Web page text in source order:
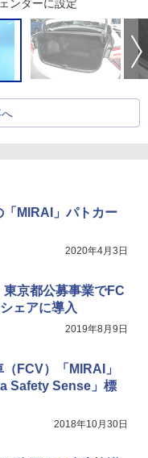
ンダーに設定
MIRAI」パトカー
2020年4月3日
京都公募事業でFC
ェアに導入
2019年8月9日
FCV）「MIRAI」
Safety Sense」標
2018年10月30日